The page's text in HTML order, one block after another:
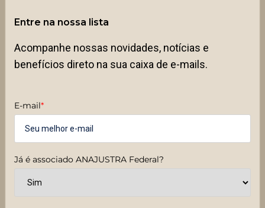
Entre na nossa lista
Acompanhe nossas novidades, notícias e
benefícios direto na sua caixa de e-mails.
E-mail*
Já é associado ANAJUSTRA Federal?